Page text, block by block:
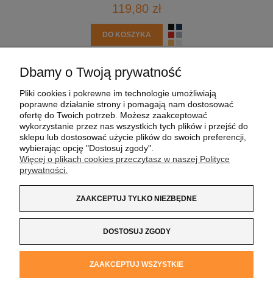
119,80 zł
DO KOSZYKA
MOJE KONTO
PŁATNOŚCI I DOSTAWA
O NAS
Kochanowskiego 37/K5 |33-100 Tarnów| tel.:
e-mail:sklep@koszulkazlogo.pl
Dbamy o Twoją prywatność
Pliki cookies i pokrewne im technologie umożliwiają
poprawne działanie strony i pomagają nam dostosować
ofertę do Twoich potrzeb. Możesz zaakceptować
wykorzystanie przez nas wszystkich tych plików i przejść do
sklepu lub dostosować użycie plików do swoich preferencji,
wybierając opcję "Dostosuj zgody".
Więcej o plikach cookies przeczytasz w naszej Polityce
prywatności.
ZAAKCEPTUJ TYLKO NIEZBĘDNE
DOSTOSUJ ZGODY
ZAAKCEPTUJ WSZYSTKIE